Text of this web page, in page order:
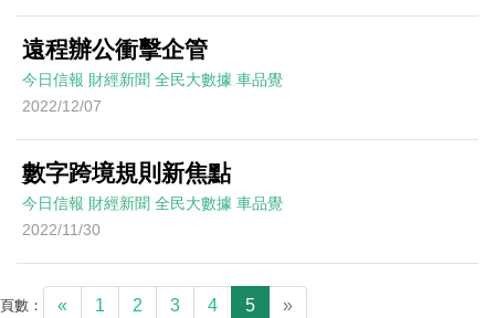
遠程辦公衝擊企管
今日信報 財經新聞 全民大數據 車品覺
2022/12/07
數字跨境規則新焦點
今日信報 財經新聞 全民大數據 車品覺
2022/11/30
頁數： « 1 2 3 4 5 »